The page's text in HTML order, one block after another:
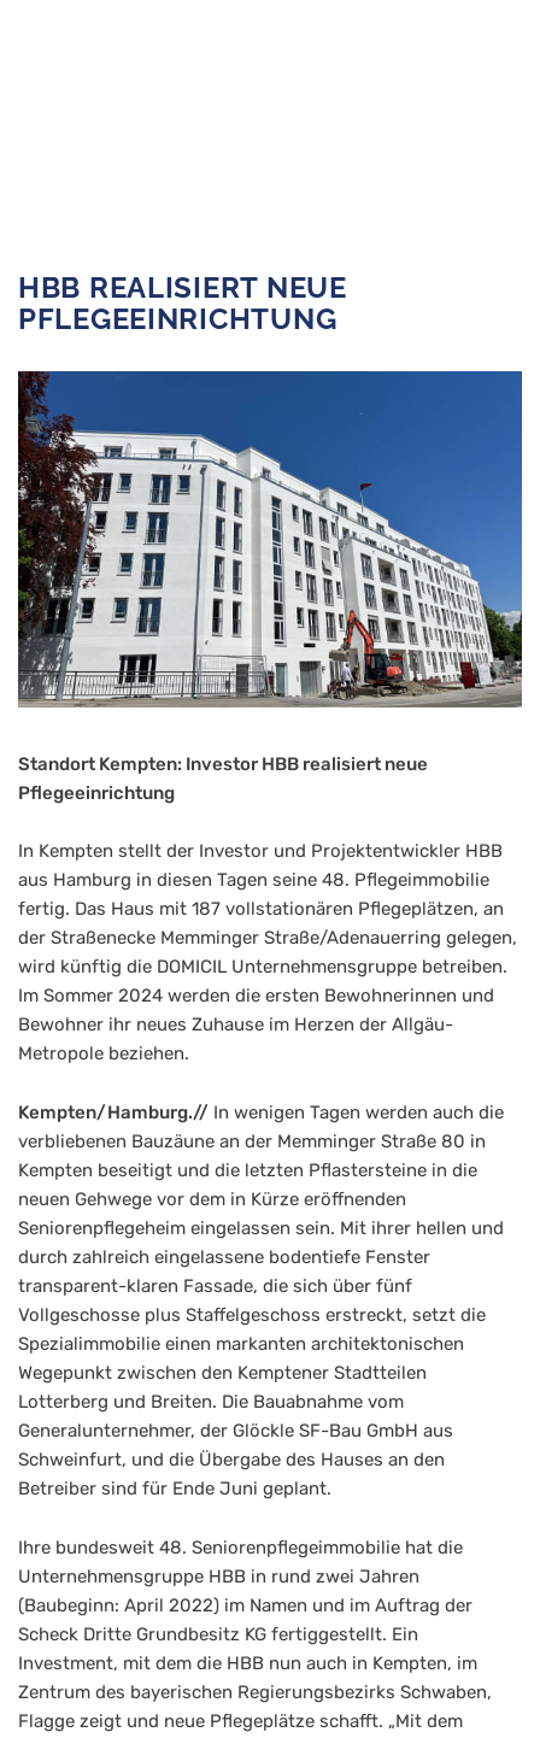
HBB REALISIERT NEUE
PFLEGEEINRICHTUNG
Standort Kempten: Investor HBB realisiert neue
Pflegeeinrichtung
In Kempten stellt der Investor und Projektentwickler HBB
aus Hamburg in diesen Tagen seine 48. Pflegeimmobilie
fertig. Das Haus mit 187 vollstationären Pflegeplätzen, an
der Straßenecke Memminger Straße/Adenauerring gelegen,
wird künftig die DOMICIL Unternehmensgruppe betreiben.
Im Sommer 2024 werden die ersten Bewohnerinnen und
Bewohner ihr neues Zuhause im Herzen der Allgäu-
Metropole beziehen.
Kempten/Hamburg.// In wenigen Tagen werden auch die
verbliebenen Bauzäune an der Memminger Straße 80 in
Kempten beseitigt und die letzten Pflastersteine in die
neuen Gehwege vor dem in Kürze eröffnenden
Seniorenpflegeheim eingelassen sein. Mit ihrer hellen und
durch zahlreich eingelassene bodentiefe Fenster
transparent-klaren Fassade, die sich über fünf
Vollgeschosse plus Staffelgeschoss erstreckt, setzt die
Spezialimmobilie einen markanten architektonischen
Wegepunkt zwischen den Kemptener Stadtteilen
Lotterberg und Breiten. Die Bauabnahme vom
Generalunternehmer, der Glöckle SF-Bau GmbH aus
Schweinfurt, und die Übergabe des Hauses an den
Betreiber sind für Ende Juni geplant.
Ihre bundesweit 48. Seniorenpflegeimmobilie hat die
Unternehmensgruppe HBB in rund zwei Jahren
(Baubeginn: April 2022) im Namen und im Auftrag der
Scheck Dritte Grundbesitz KG fertiggestellt. Ein
Investment, mit dem die HBB nun auch in Kempten, im
Zentrum des bayerischen Regierungsbezirks Schwaben,
Flagge zeigt und neue Pflegeplätze schafft. „Mit dem